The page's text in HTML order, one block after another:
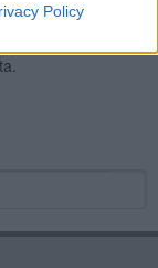
Policy
iscriviti alla